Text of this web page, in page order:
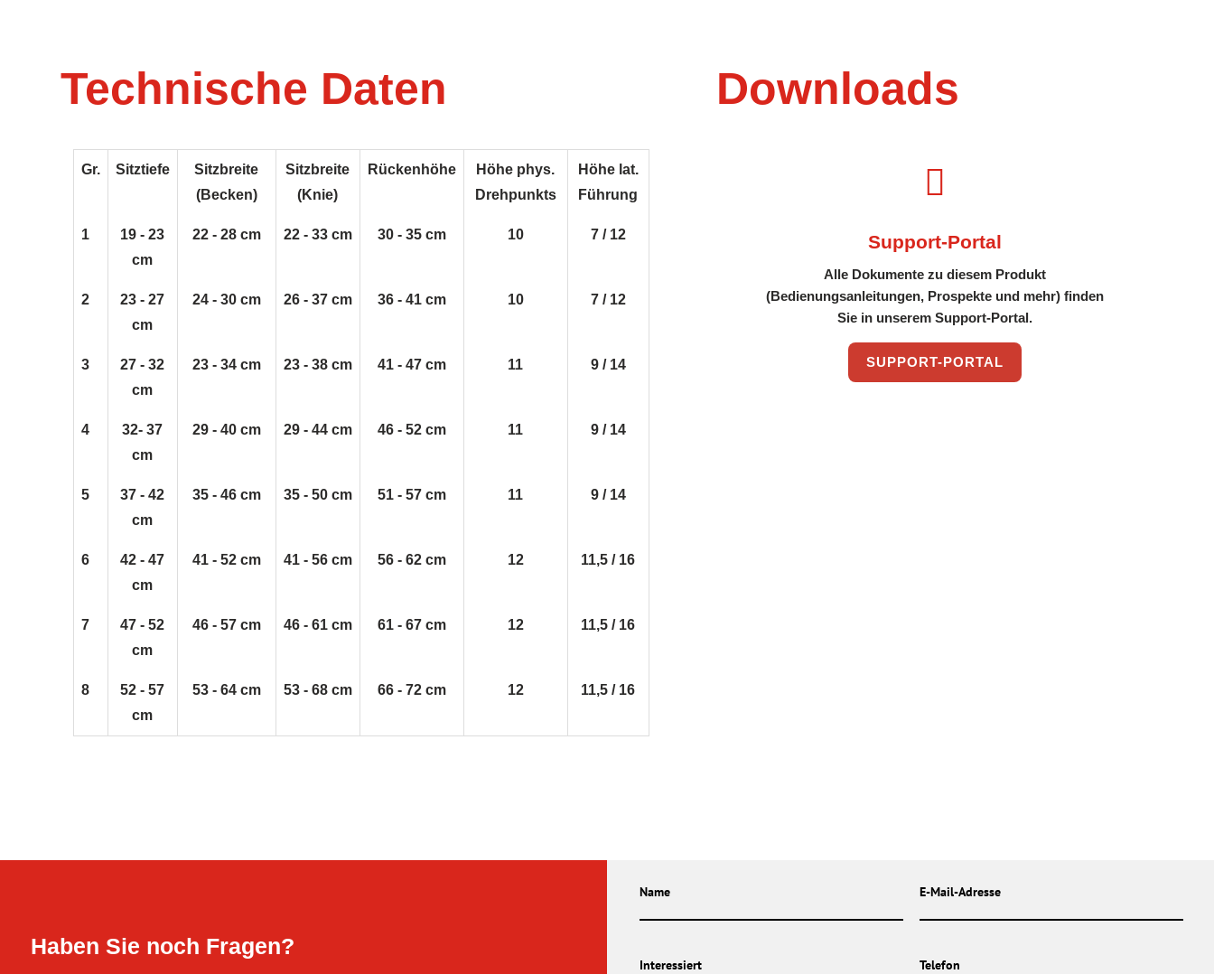
Technische Daten
Gr. Sitztiefe
Sitzbreite
(Becken)
Sitzbreite
(Knie)
Rückenhöhe
Höhe phys.
Drehpunkts
Höhe lat.
Führung
1
19 - 23
cm
22 - 28 cm 22 - 33 cm 30 - 35 cm 10 7 / 12
2
23 - 27
cm
24 - 30 cm 26 - 37 cm 36 - 41 cm 10 7 / 12
3
27 - 32
cm
23 - 34 cm 23 - 38 cm 41 - 47 cm 11 9 / 14
4
32- 37
cm
29 - 40 cm 29 - 44 cm 46 - 52 cm 11 9 / 14
5
37 - 42
cm
35 - 46 cm 35 - 50 cm 51 - 57 cm 11 9 / 14
6
42 - 47
cm
41 - 52 cm 41 - 56 cm 56 - 62 cm 12 11,5 / 16
7
47 - 52
cm
46 - 57 cm 46 - 61 cm 61 - 67 cm 12 11,5 / 16
8
52 - 57
cm
53 - 64 cm 53 - 68 cm 66 - 72 cm 12 11,5 / 16
Downloads

Support-Portal
Alle Dokumente zu diesem Produkt
(Bedienungsanleitungen, Prospekte und mehr) finden
Sie in unserem Support-Portal.
SUPPORT-PORTAL
Haben Sie noch Fragen?